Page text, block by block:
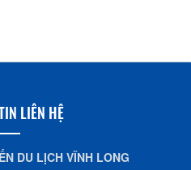
LIÊN HỆ
DU LỊCH VĨNH LONG